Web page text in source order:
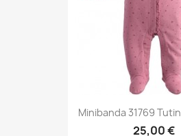
Minibanda 31769
25,00 €